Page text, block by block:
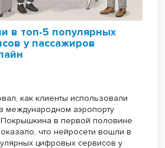
в топ-5 популярных
у пассажиров
как клиенты использовали
международном аэропорту
в первой половине
что нейросети вошли в
цифровых сервисов у